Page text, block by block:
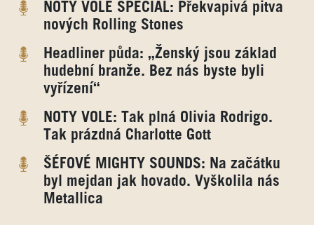
NOTY VOLE SPECIÁL: Překvapivá pitva
nových Rolling Stones
Headliner půda: „Ženský jsou základ
hudební branže. Bez nás byste byli
vyřízení“
NOTY VOLE: Tak plná Olivia Rodrigo.
Tak prázdná Charlotte Gott
ŠÉFOVÉ MIGHTY SOUNDS: Na začátku
byl mejdan jak hovado. Vyškolila nás
Metallica